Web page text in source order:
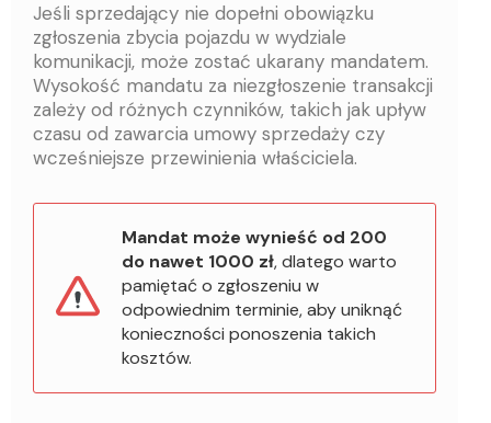
Jeśli sprzedający nie dopełni obowiązku
zgłoszenia zbycia pojazdu w wydziale
komunikacji, może zostać ukarany mandatem.
Wysokość mandatu za niezgłoszenie transakcji
zależy od różnych czynników, takich jak upływ
czasu od zawarcia umowy sprzedaży czy
wcześniejsze przewinienia właściciela.
Mandat może wynieść od 200
do nawet 1000 zł, dlatego warto
pamiętać o zgłoszeniu w
odpowiednim terminie, aby uniknąć
konieczności ponoszenia takich
kosztów.